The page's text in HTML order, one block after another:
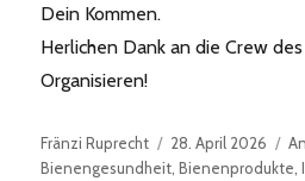
Dein Kommen.
Herlichen Dank an die Crew des
Organisieren!
Autor
Fränzi Ruprecht
Veröffentlicht
am
28. April 2026
Bienengesundheit ,Bienenprodukte ,